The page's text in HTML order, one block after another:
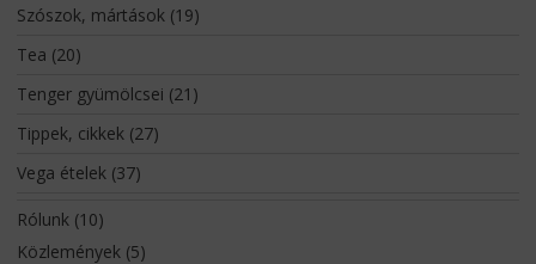
Szószok, mártások(19)
Tea (20)
Tenger gyümölcsei (21)
Tippek, cikkek(27)
Vega ételek(37)
Rólunk(10)
Közlemények(5)